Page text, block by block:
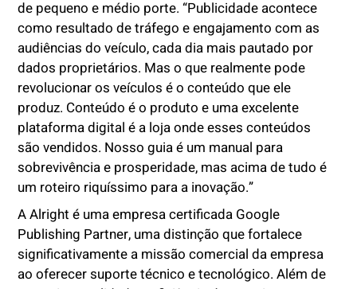
de pequeno e médio porte. “Publicidade acontece
como resultado de tráfego e engajamento com as
audiências do veículo, cada dia mais pautado por
dados proprietários. Mas o que realmente pode
revolucionar os veículos é o conteúdo que ele
produz. Conteúdo é o produto e uma excelente
plataforma digital é a loja onde esses conteúdos
são vendidos. Nosso guia é um manual para
sobrevivência e prosperidade, mas acima de tudo é
um roteiro riquíssimo para a inovação.”
A Alright é uma empresa certificada Google
Publishing Partner, uma distinção que fortalece
significativamente a missão comercial da empresa
ao oferecer suporte técnico e tecnológico. Além de